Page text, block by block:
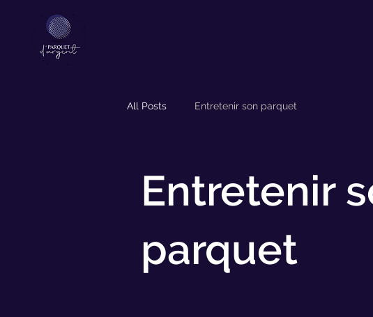
All Posts Entretenir son parquet
Entretenir
parquet